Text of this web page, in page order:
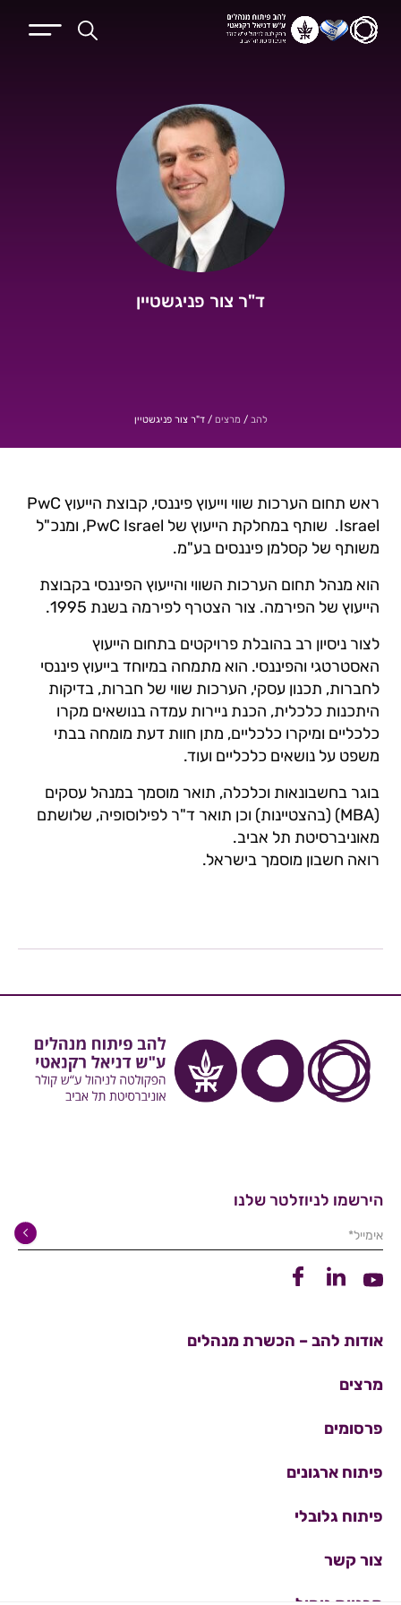
ד"ר צור פניגשטיין
להב / מרצים /ד"ר צור פניגשטיין
ראש תחום הערכות שווי וייעוץ פיננסי, קבוצת הייעוץ PwC
Israel. שותף במחלקת הייעוץ של PwC Israel, ומנכ"ל
משותף של קסלמן פיננסים בע"מ.
הוא מנהל תחום הערכות השווי והייעוץ הפיננסי בקבוצת
הייעוץ של הפירמה. צור הצטרף לפירמה בשנת 1995.
לצור ניסיון רב בהובלת פרויקטים בתחום הייעוץ
האסטרטגי והפיננסי. הוא מתמחה במיוחד בייעוץ פיננסי
לחברות, תכנון עסקי, הערכות שווי של חברות, בדיקות
היתכנות כלכלית, הכנת ניירות עמדה בנושאים מקרו
כלכליים ומיקרו כלכליים, מתן חוות דעת מומחה בבתי
משפט על נושאים כלכליים ועוד.
בוגר בחשבונאות וכלכלה, תואר מוסמך במנהל עסקים
(MBA) (בהצטיינות) וכן תואר ד"ר לפילוסופיה, שלושתם
מאוניברסיטת תל אביב.
רואה חשבון מוסמך בישראל.
הירשמו לניוזלטר שלנו
אימייל*
קישור ליוטיובקישור ללינקדיןקישור לפייסבוק
אודות להב – הכשרת מנהלים
מרצים
פרסומים
פיתוח ארגונים
פיתוח גלובלי
צור קשר